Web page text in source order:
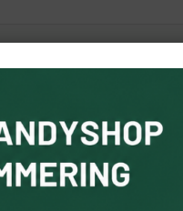
Ihre E-Mail-Adresse